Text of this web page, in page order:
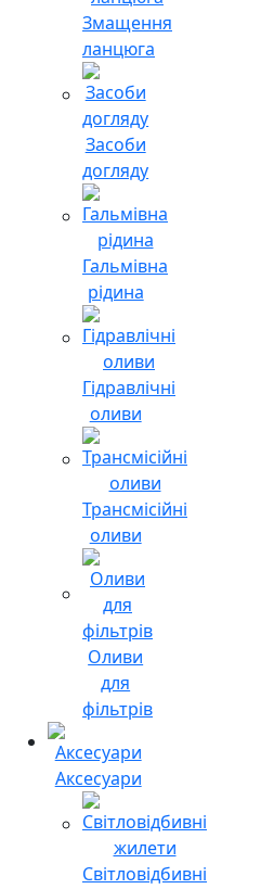
Змащення
ланцюга
Засоби
догляду
Гальмівна
рідина
Гідравлічні
оливи
Трансмісійні
оливи
Оливи
для
фільтрів
Аксесуари
Світловідбивні